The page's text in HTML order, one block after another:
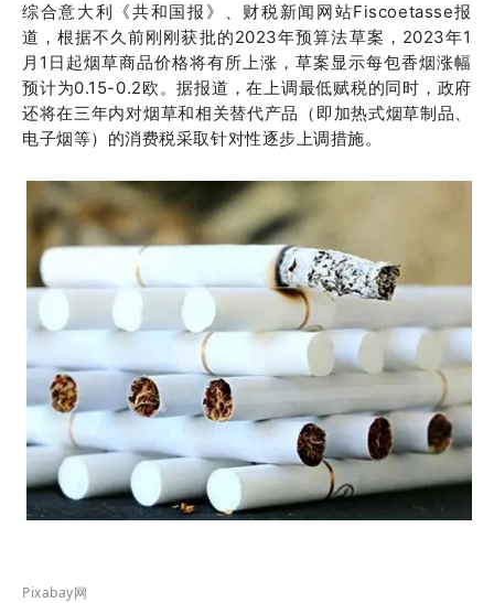
综合意大利《共和国报》、财税新闻网站Fiscoetasse报
道，根据不久前刚刚获批的2023年预算法草案，2023年1
月1日起烟草商品价格将有所上涨，草案显示每包香烟涨幅
预计为0.15-0.2欧。据报道，在上调最低赋税的同时，政府
还将在三年内对烟草和相关替代产品（即加热式烟草制品、
电子烟等）的消费税采取针对性逐步上调措施。
Pixabay网